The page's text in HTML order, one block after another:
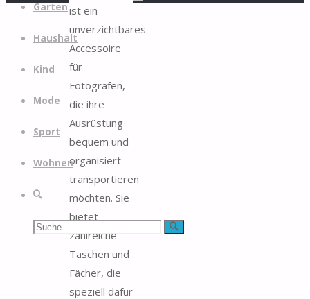
Garten
Haushalt
Kind
Mode
Sport
Wohnen
Suche
Suchen Suche
ist ein
unverzichtbares
Accessoire
für
Fotografen,
die ihre
Ausrüstung
bequem und
organisiert
transportieren
möchten. Sie
bietet
zahlreiche
Taschen und
Fächer, die
speziell dafür
oben